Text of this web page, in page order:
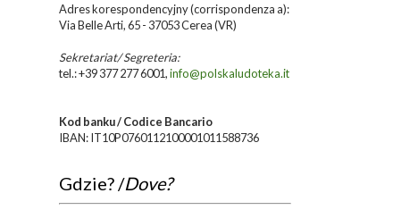
Adres korespondencyjny (corrispondenza a):
Via Belle Arti, 65 - 37053 Cerea (VR)
Sekretariat/ Segreteria:
tel.: +39 377 277 6001,info@polskaludoteka.it
Kod banku / Codice Bancario
IBAN: IT10P0760112100001011588736
Gdzie? /Dove?